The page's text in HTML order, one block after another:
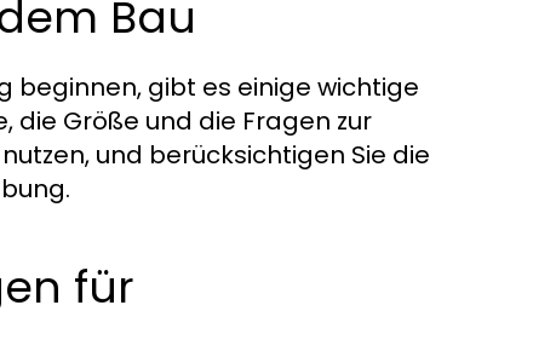
Bau
beginnen, gibt es einige wichtige
die Größe und die Fragen zur
und berücksichtigen Sie die
für